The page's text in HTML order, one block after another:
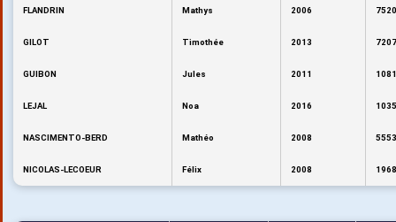
FLANDRIN Mathys 2006
GILOT Timothée 2013
GUIBON Jules 2011
LEJAL Noa 2016
NASCIMENTO-BERD Mathéo 2008
NICOLAS-LECOEUR Félix 2008